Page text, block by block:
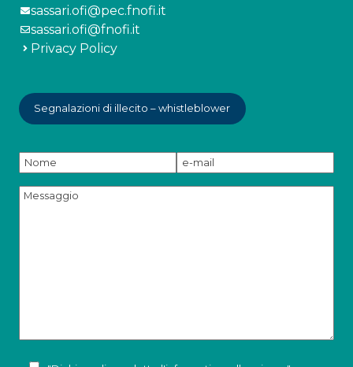
sassari.ofi@pec.fnofi.it
sassari.ofi@fnofi.it
Privacy Policy
Segnalazioni di illecito – whistleblower